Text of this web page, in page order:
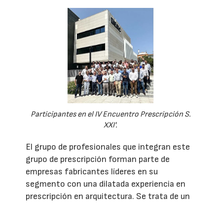
Participantes en el IV Encuentro Prescripción S.
XXI'.
El grupo de profesionales que integran este
grupo de prescripción forman parte de
empresas fabricantes líderes en su
segmento con una dilatada experiencia en
prescripción en arquitectura. Se trata de un